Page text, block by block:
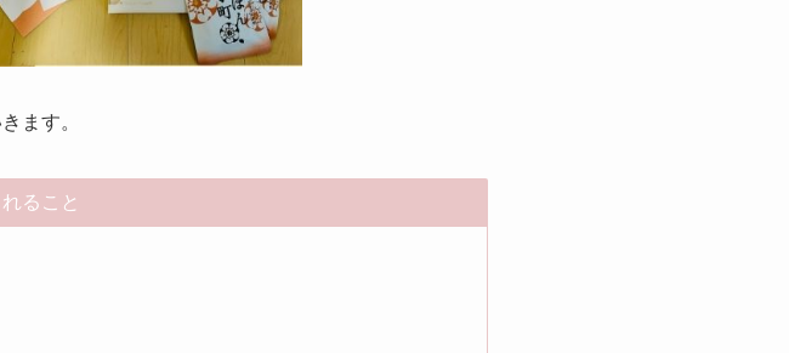
ます。
ること